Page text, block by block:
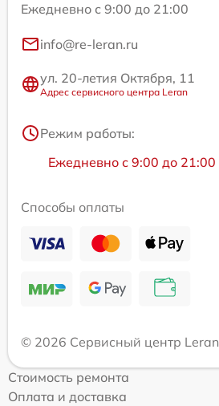
Ежедневно с 9:00 до 21:00
info@re-leran.ru
ул. 20-летия Октября, 11
Адрес сервисного центра Leran
Режим работы:
Ежедневно с 9:00 до 21:00
Способы оплаты
© 2026 Сервисный центр Leran
Стоимость ремонта
Оплата и доставка